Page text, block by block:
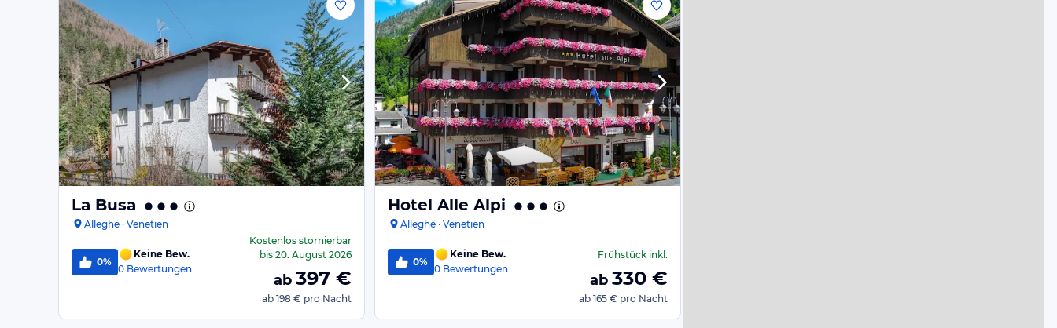
La Busa
Alleghe · Venetien
0%
Keine Bew.
0 Bewertungen
Kostenlos stornierbar
bis 20. August 2026
ab 397 €
ab 198 € pro Nacht
Hotel Alle Alpi
Alleghe · Venetien
0%
Keine Bew.
0 Bewertungen
Frühstückinkl.
ab 330 €
ab 165 € pro Nacht